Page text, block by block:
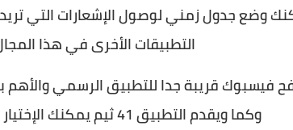
وضع جدول زمني لوصول الإشعارات التي
التطبيقات الأخرى في هذا
فيسبوك قريبة جدا للتطبيق الرسمي والأهم
وكما ويقدم التطبيق 41 ثيم يمكنك الإختيار حسب ذوقك.